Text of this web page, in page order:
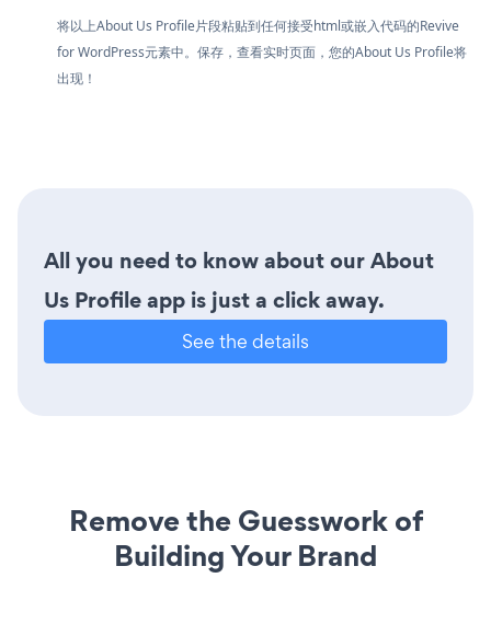
将以上About Us Profile片段粘贴到任何接受html或嵌入代码的Revive
for WordPress元素中。保存，查看实时页面，您的About Us Profile将
出现！
All you need to know about our About
Us Profile app is just a click away.
See the details
Remove the Guesswork of
Building Your Brand